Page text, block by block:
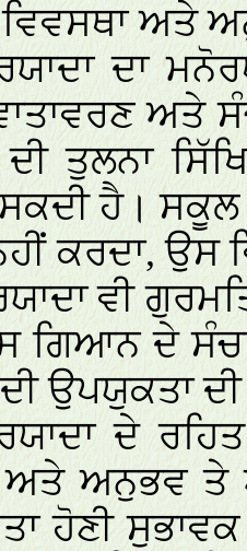
ਅਤੇ
ਦਾ
ਅਤੇ
ਤੁਲਨਾ
ਸਕਦੀ ਹੈ।
ਕਰਦਾ, ਉਸ
ਵੀ
ਗਿਆਨ ਦੇ
ਉਪਯੁਕਤਾ
ਦੇ
ਅਤੇ ਅਨੁਭਵ
ਹੋਣੀ